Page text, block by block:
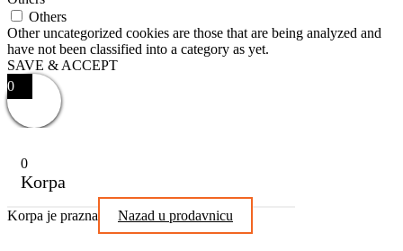
Others
Other uncategorized cookies are those that are being analyzed and
have not been classified into a category as yet.
SAVE & ACCEPT
0
0
Korpa
Korpa je prazna Nazad u prodavnicu